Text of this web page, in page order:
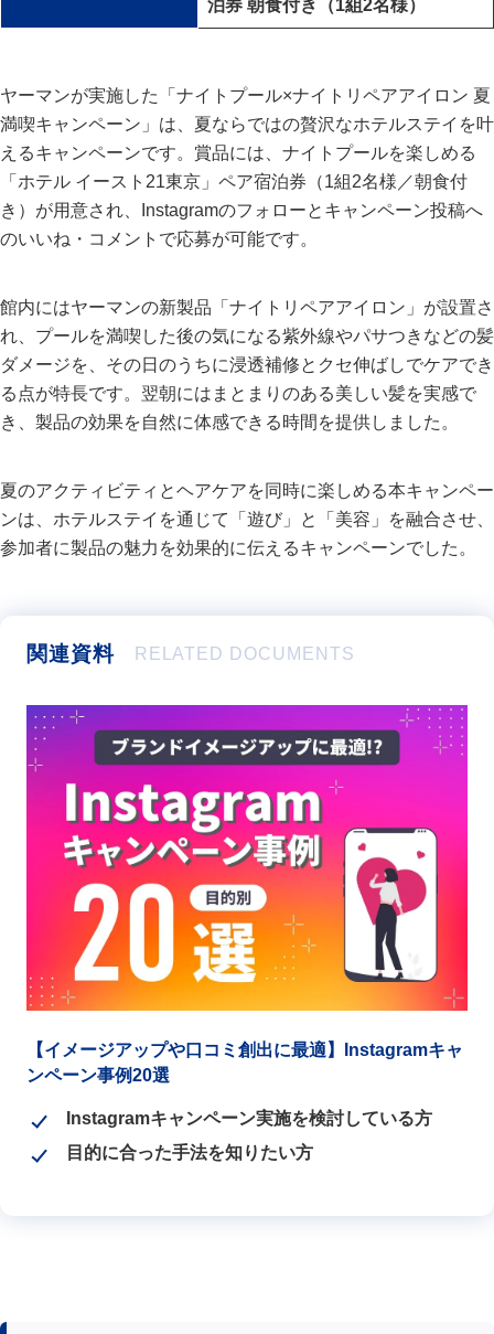
泊券 朝食付き（1組2名様）
ヤーマンが実施した「ナイトプール×ナイトリペアアイロン 夏
満喫キャンペーン」は、夏ならではの贅沢なホテルステイを叶
えるキャンペーンです。賞品には、ナイトプールを楽しめる
「ホテル イースト21東京」ペア宿泊券（1組2名様／朝食付
き）が用意され、Instagramのフォローとキャンペーン投稿へ
のいいね・コメントで応募が可能です。
館内にはヤーマンの新製品「ナイトリペアアイロン」が設置さ
れ、プールを満喫した後の気になる紫外線やパサつきなどの髪
ダメージを、その日のうちに浸透補修とクセ伸ばしでケアでき
る点が特長です。翌朝にはまとまりのある美しい髪を実感で
き、製品の効果を自然に体感できる時間を提供しました。
夏のアクティビティとヘアケアを同時に楽しめる本キャンペー
ンは、ホテルステイを通じて「遊び」と「美容」を融合させ、
参加者に製品の魅力を効果的に伝えるキャンペーンでした。
関連資料 RELATED DOCUMENTS
【イメージアップや口コミ創出に最適】Instagramキャ
ンペーン事例20選
Instagramキャンペーン実施を検討している方
目的に合った手法を知りたい方